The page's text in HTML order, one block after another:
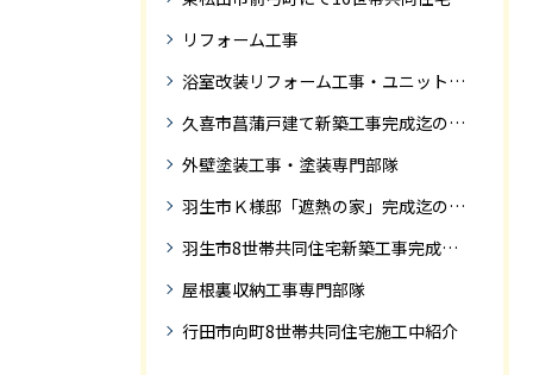
リフォーム工事
浴室改装リフォーム工事・ユニットバス専門部隊
久喜市菖蒲戸建て新築工事完成迄の紹介
外壁塗装工事・塗装専門部隊
羽生市Ｋ様邸「遮熱の家」完成迄の紹介です
羽生市8世帯共同住宅新築工事完成迄の紹介
屋根裏収納工事専門部隊
行田市向町8世帯共同住宅施工中紹介